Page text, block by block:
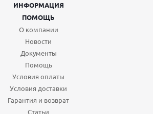
ИНФОРМАЦИЯ
ПОМОЩЬ
О компании
Новости
Документы
Помощь
Условия оплаты
Условия доставки
Гарантия и возврат
Статьи